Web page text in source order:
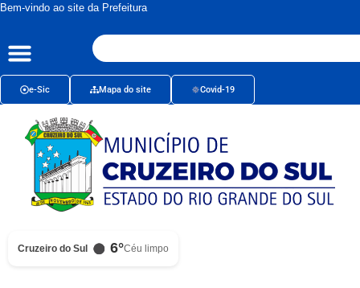
Bem-vindo ao site da Prefeitura
e-Sic Mapa do site Covid-19
Cruzeiro do Sul 6°Céu limpo